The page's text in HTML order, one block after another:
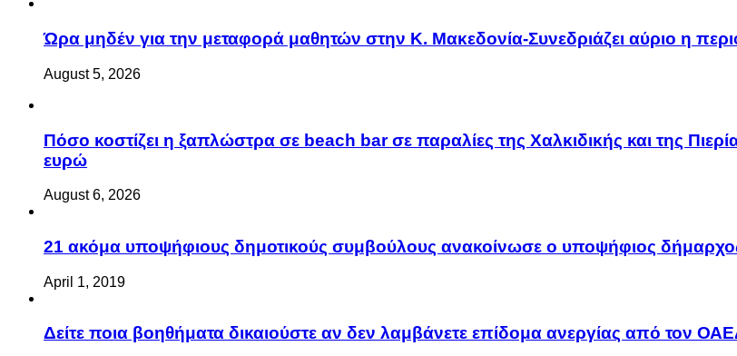
Ώρα μηδέν για την μεταφορά μαθητών στην Κ. Μακεδονία-Συνεδριάζει αύριο η
August 5, 2026
Πόσο κοστίζει η ξαπλώστρα σε beach bar σε παραλίες της Χαλκιδικής και της
ευρώ
August 6, 2026
21 ακόμα υποψήφιους δημοτικούς συμβούλους ανακοίνωσε ο υποψήφιος
April 1, 2019
Δείτε ποια βοηθήματα δικαιούστε αν δεν λαμβάνετε επίδομα ανεργίας από τον